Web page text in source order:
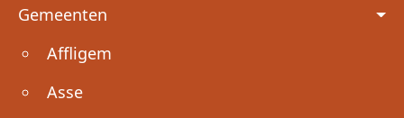
Voet
Gemeenten
Affligem
Asse